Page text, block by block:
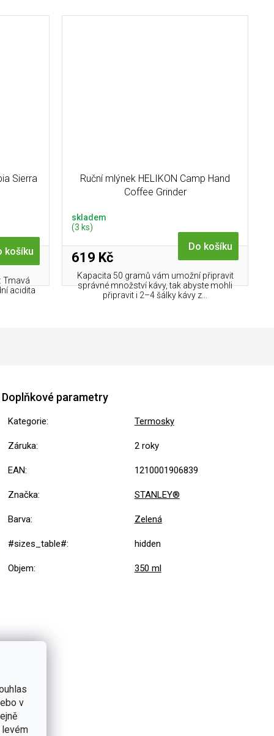
v
levém
Sierra
košíku
Tmavá
acidita
Ruční mlýnek HELIKON Camp Hand
Coffee Grinder
skladem
(3 ks)
619 Kč
Do košíku
Kapacita 50 gramů vám umožní připravit
správné množství kávy, tak abyste mohli
připravit i 2–4 šálky kávy z...
Doplňkové parametry
Kategorie: Termosky
Záruka: 2 roky
EAN: 1210001906839
Značka: STANLEY®
Barva: Zelená
#sizes_table#: hidden
Objem: 350 ml